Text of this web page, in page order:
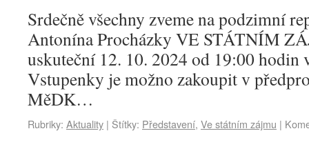
Srdečně všechny zveme na podzimní
Antonína Procházky VE STÁTNÍM
uskuteční 12. 10. 2024 od 19:00 hodin
Vstupenky je možno zakoupit v
MěDK…
Rubriky: Aktuality | Štítky: Představení, Ve státním zájmu |